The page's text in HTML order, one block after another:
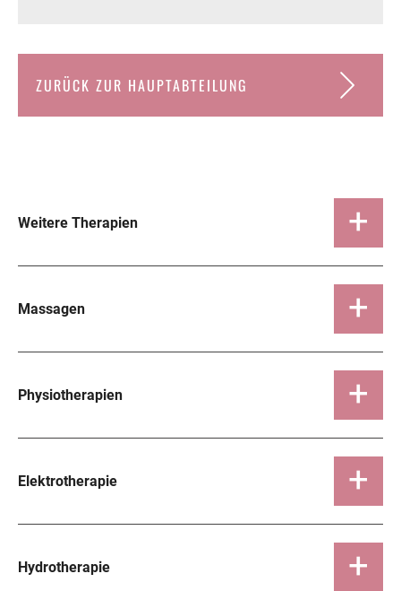
ZURÜCK ZUR HAUPTABTEILUNG
Weitere Therapien
Massagen
Physiotherapien
Elektrotherapie
Hydrotherapie